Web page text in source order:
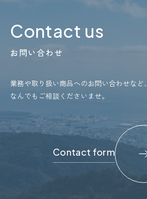
Contact us
お問い合わせ
業務や取り扱い商品へのお問い合わせなど、
なんでもご相談くださいませ。
Contact form